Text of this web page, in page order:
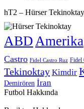
hT2 – Hürser
ABD Amerika
Castro Fidel Castro Ruz Fidel
Tekinoktay Kimdir
Demirören İran
Futbol Hakkında